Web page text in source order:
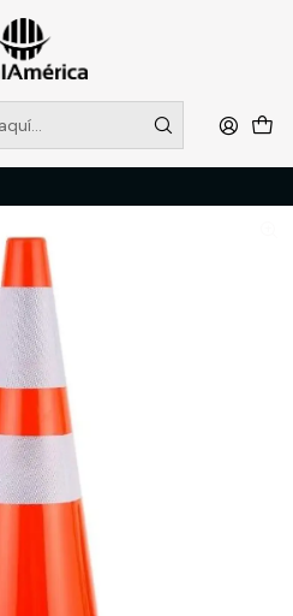
EN TIENDA, DESDE
2237
más
INDUSTRIAL
VIALIDAD
CINTAS REFLECTANTE